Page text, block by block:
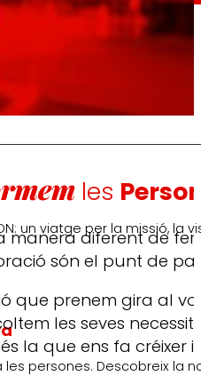
un viatge per la missió, la
les persones. Descobreix la
les
manera diferent de
són el punt de
que prenem gira al
les seves
la que ens fa créixer